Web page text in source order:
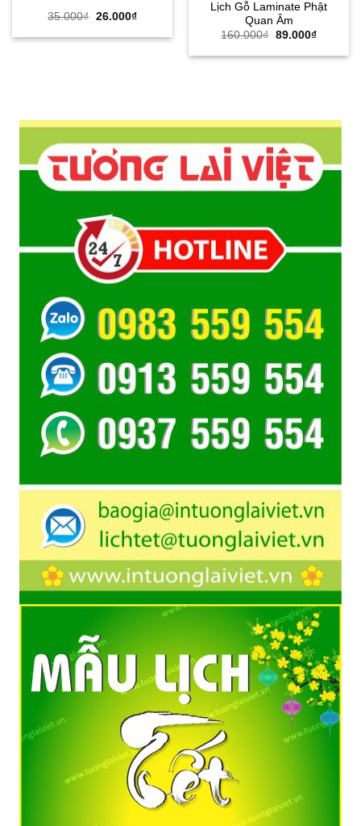
35.000₫ Giá
là:
26.000₫Giá
tại
Lịch Gỗ Laminate Phật
Quan Âm
160.000₫ Giá
là:
89.000₫Giá
tại